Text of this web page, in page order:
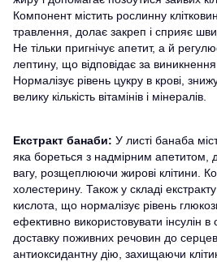
Компонент містить рослинну
травлення, долає закреп і сприяє
Не тільки пригнічує апетит, а й
лептину, що відповідає за
Нормалізує рівень цукру в крові,
велику кількість вітамінів і мінералів.
Екстракт банаби: У листі банаба
яка бореться з надмірним апетитом,
вагу, розщеплюючи жирові клітини.
холестерину. Також у складі
кислота, що нормалізує рівень
ефективно використовувати інсулін в
доставку поживних речовин до
антиоксидантну дію, захищаючи